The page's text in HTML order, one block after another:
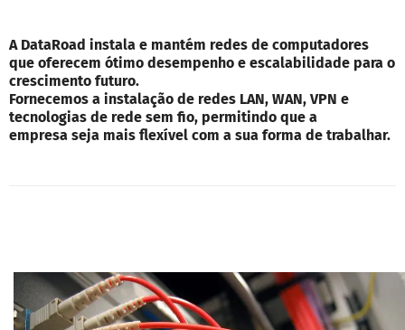
A DataRoad instala e mantém redes de computadores
que oferecem ótimo desempenho e escalabilidade para o
crescimento futuro.
Fornecemos a instalação de redes LAN, WAN, VPN e
tecnologias de rede sem fio, permitindo que a
empresa seja mais flexível com a sua forma de trabalhar.